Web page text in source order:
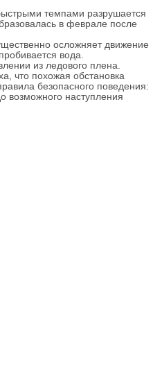
темпами разрушается
в феврале после
осложняет движение
вода.
из ледового плена.
что похожая обстановка
безопасного поведения:
возможного наступления